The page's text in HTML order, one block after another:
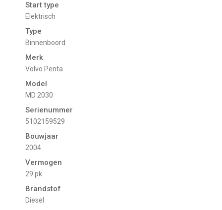
Start type
Elektrisch
Type
Binnenboord
Merk
Volvo Penta
Model
MD 2030
Serienummer
5102159529
Bouwjaar
2004
Vermogen
29 pk
Brandstof
Diesel